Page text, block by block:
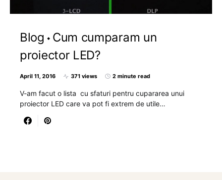
Blog
Cum cumparam un
proiector LED?
April 11, 2016 371 views 2 minute read
V-am facut o lista cu sfaturi pentru cupararea unui
proiector LED care va pot fi extrem de utile…